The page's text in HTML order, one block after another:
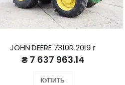
JOHN DEERE 7310R 2019 г
₴ 7 637 963.14
КУПИТЬ